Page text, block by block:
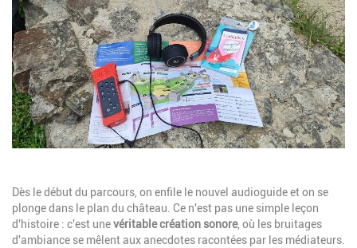
Description
Dès le début du parcours, on enfile le nouvel audioguide et on se
plonge dans le plan du château. Ce n'est pas une simple leçon
d'histoire : c'est unevéritable création sonore, où les bruitages
d'ambiance se mêlent aux anecdotes racontées par les médiateurs.